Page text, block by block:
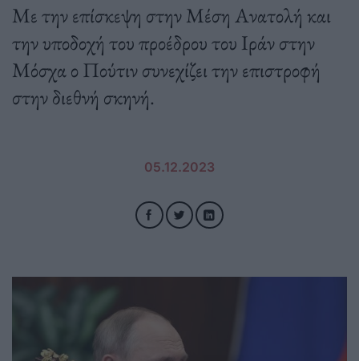
Με την επίσκεψη στην Μέση Ανατολή και
την υποδοχή του προέδρου του Ιράν στην
Μόσχα ο Πούτιν συνεχίζει την επιστροφή
στην διεθνή σκηνή.
05.12.2023